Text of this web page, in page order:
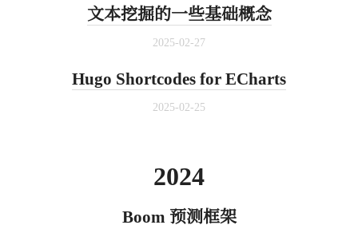
文本挖掘的一些基础概念
2025-02-27
Hugo Shortcodes for ECharts
2025-02-25
2024
Boom 预测框架